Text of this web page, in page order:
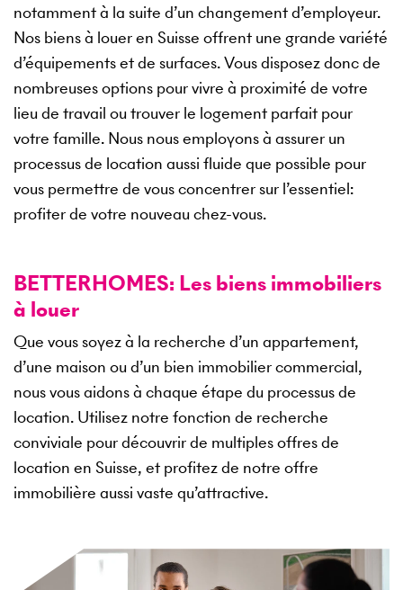
notamment à la suite d’un changement d’employeur.
Nos biens à louer en Suisse offrent une grande variété
d’équipements et de surfaces. Vous disposez donc de
nombreuses options pour vivre à proximité de votre
lieu de travail ou trouver le logement parfait pour
votre famille. Nous nous employons à assurer un
processus de location aussi fluide que possible pour
vous permettre de vous concentrer sur l’essentiel:
profiter de votre nouveau chez-vous.
BETTERHOMES: Les biens immobiliers
à louer
Que vous soyez à la recherche d’un appartement,
d’une maison ou d’un bien immobilier commercial,
nous vous aidons à chaque étape du processus de
location. Utilisez notre fonction de recherche
conviviale pour découvrir de multiples offres de
location en Suisse, et profitez de notre offre
immobilière aussi vaste qu’attractive.